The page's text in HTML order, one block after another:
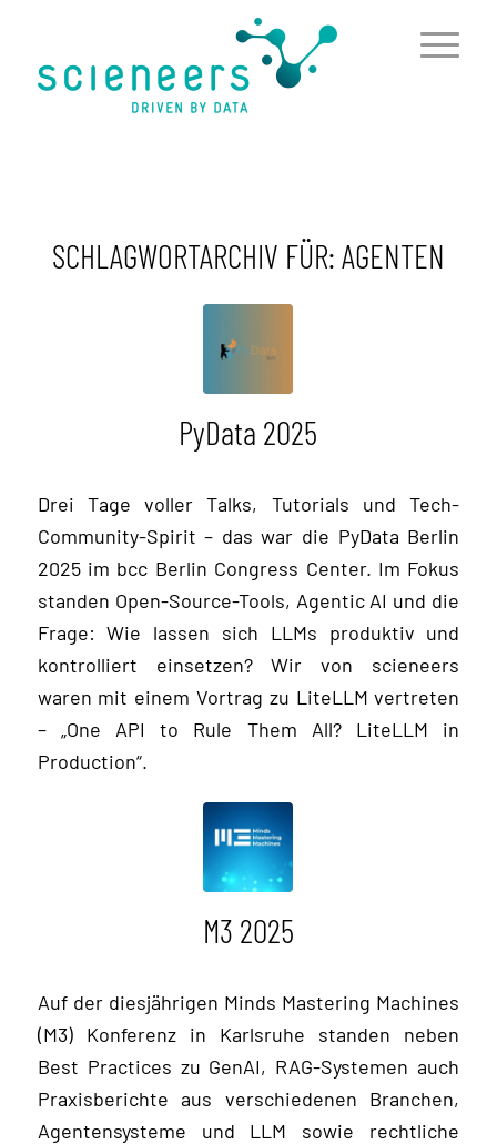
SCHLAGWORTARCHIV FÜR:AGENTEN
PyData 2025
Drei Tage voller Talks, Tutorials und Tech-
Community-Spirit – das war die PyData Berlin
2025 im bcc Berlin Congress Center. Im Fokus
standen Open-Source-Tools, Agentic AI und die
Frage: Wie lassen sich LLMs produktiv und
kontrolliert einsetzen? Wir von scieneers
waren mit einem Vortrag zu LiteLLM vertreten
– „One API to Rule Them All? LiteLLM in
Production“.
M3 2025
Auf der diesjährigen Minds Mastering Machines
(M3) Konferenz in Karlsruhe standen neben
Best Practices zu GenAI, RAG-Systemen auch
Praxisberichte aus verschiedenen Branchen,
Agentensysteme und LLM sowie rechtliche